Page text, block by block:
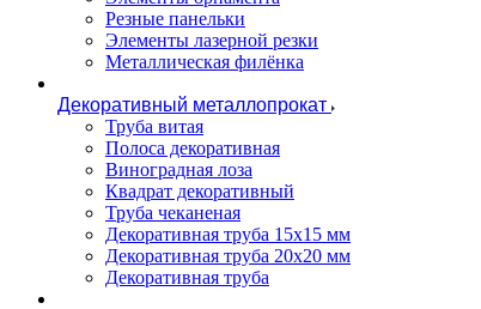
Резные панельки
Элементы лазерной резки
Металлическая филёнка
Декоративный металлопрокат
Труба витая
Полоса декоративная
Виноградная лоза
Квадрат декоративный
Труба чеканеная
Декоративная труба 15х15 мм
Декоративная труба 20х20 мм
Декоративная труба